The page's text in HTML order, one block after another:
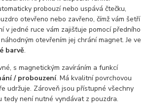
probouzí nebo uspává čtečku,
otevřeno nebo zavřeno, čímž vám šetří
v jedné ruce vám zajišťuje pomocí předního
otevřením jej chrání magnet. Je ve
barvě.
s magnetickým zavíráním a funkcí
/ probouzení. Má kvalitní povrchovou
udržuje. Zároveň jsou přístupné všechny
tedy není nutné vyndávat z pouzdra.